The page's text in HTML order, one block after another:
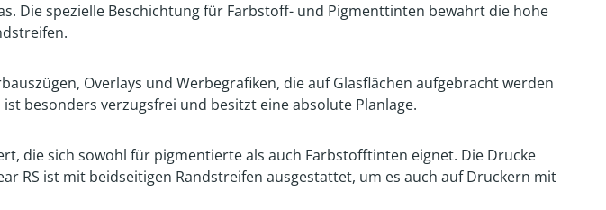
Die spezielle Beschichtung für Farbstoff- und Pigmenttinten bewahrt die hohe
Overlays und Werbegrafiken, die auf Glasflächen aufgebracht werden
besonders verzugsfrei und besitzt eine absolute Planlage.
die sich sowohl für pigmentierte als auch Farbstofftinten eignet. Die Drucke
RS ist mit beidseitigen Randstreifen ausgestattet, um es auch auf Druckern mit